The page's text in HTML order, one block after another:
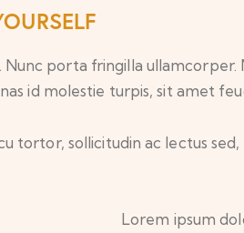
porta fringilla ullamcorper.
id molestie turpis, sit amet
sollicitudin ac lectus
Lorem ipsum